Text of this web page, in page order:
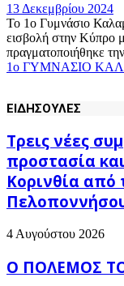
13 Δεκεμβρίου 2024
Το 1ο Γυμνάσιο
εισβολή στην Κύπρο
πραγματοποιήθηκε
1ο ΓΥΜΝΑΣΙΟ
ΕΙΔΗΣΟΥΛΕΣ
Τρεις νέες
προστασία
Κορινθία από
4 Αυγούστου 2026
Ο ΠΟΛΕΜΟΣ